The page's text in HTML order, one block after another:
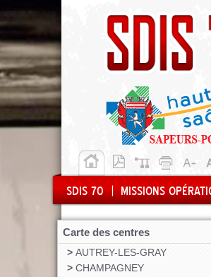
SDIS 70 MISSIONS
Carte des centres
AUTREY-LES-GRAY
CHAMPAGNEY